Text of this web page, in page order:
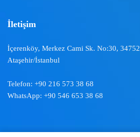
İletişim
İçerenköy, Merkez Cami Sk. No:30, 34752
Ataşehir/İstanbul
Telefon: +90 216 573 38 68
WhatsApp: +90 546 653 38 68